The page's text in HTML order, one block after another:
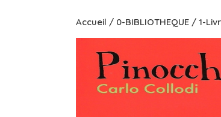
Accueil / 0-BIBLIOTHEQUE / 1-